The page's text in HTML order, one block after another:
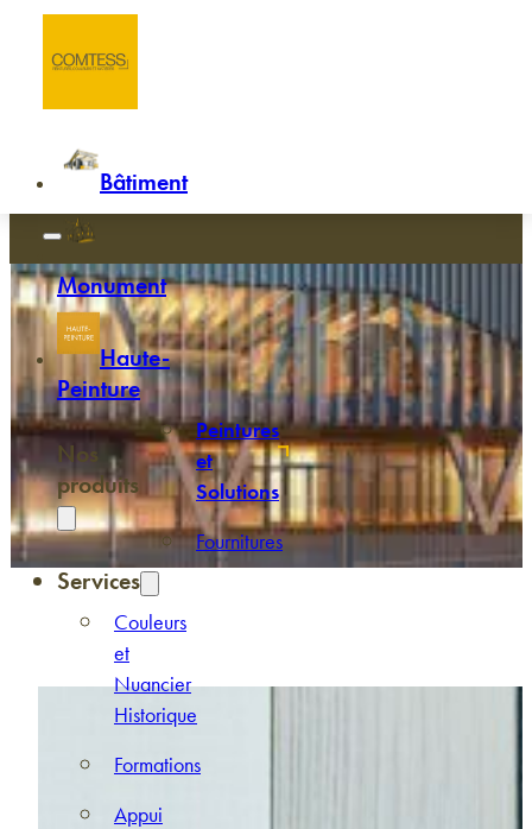
Passer au contenu principal
Bâtiment
Monument
Haute-
Peinture
Nos
produits
Peintures
et
Solutions
Fournitures
Services
Couleurs
et
Nuancier
Historique
Formations
Appui
Découvrez l'ensemble des
COMTESS